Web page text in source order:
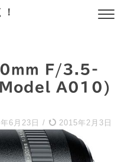
F/3.5-
A010)
6月23日 / 2015年2月3日